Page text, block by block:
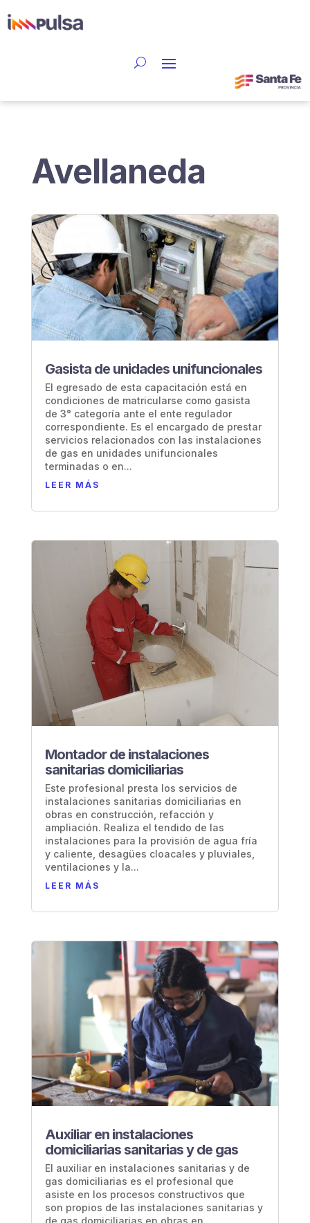
Avellaneda
Gasista de unidades unifuncionales
El egresado de esta capacitación está en
condiciones de matricularse como gasista
de 3° categoría ante el ente regulador
correspondiente. Es el encargado de prestar
servicios relacionados con las instalaciones
de gas en unidades unifuncionales
terminadas o en...
LEER MÁS
Montador de instalaciones
sanitarias domiciliarias
Este profesional presta los servicios de
instalaciones sanitarias domiciliarias en
obras en construcción, refacción y
ampliación. Realiza el tendido de las
instalaciones para la provisión de agua fría
y caliente, desagües cloacales y pluviales,
ventilaciones y la...
LEER MÁS
Auxiliar en instalaciones
domiciliarias sanitarias y de gas
El auxiliar en instalaciones sanitarias y de
gas domiciliarias es el profesional que
asiste en los procesos constructivos que
son propios de las instalaciones sanitarias y